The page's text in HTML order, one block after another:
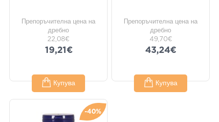
Препоръчителна цена на
дребно
22,08€
19,21€
Купува
Препоръчителна цена на
дребно
49,70€
43,24€
Купува
-40%